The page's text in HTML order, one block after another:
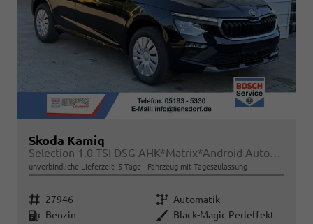
Skoda Kamiq
Selection 1.0 TSI DSG AHK*Matrix*Android Auto*SHZ*Kamera*Keyless*2Z Klimaauto*
unverbindliche Lieferzeit: 5 Tage Fahrzeug mit Tageszulassung
Fahrzeugnr. 27946 Getriebe Automatik
Kraftstoff Benzin Außenfarbe Black-Magic Perleffekt